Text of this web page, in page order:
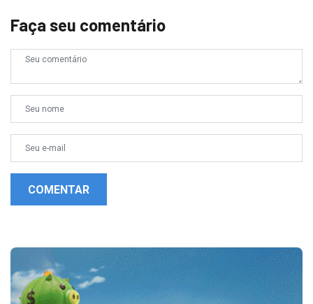
Faça seu comentário
COMENTAR